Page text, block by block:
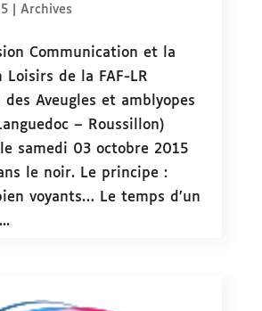
| Archives
Communication et la
Loisirs de la FAF-LR
des Aveugles et amblyopes
– Roussillon)
samedi 03 octobre 2015
le noir. Le principe :
voyants… Le temps d’un